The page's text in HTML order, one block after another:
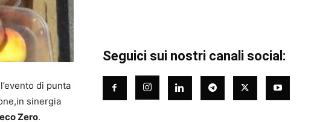
di punta
sinergia
Zero.
Seguici sui nostri canali social: